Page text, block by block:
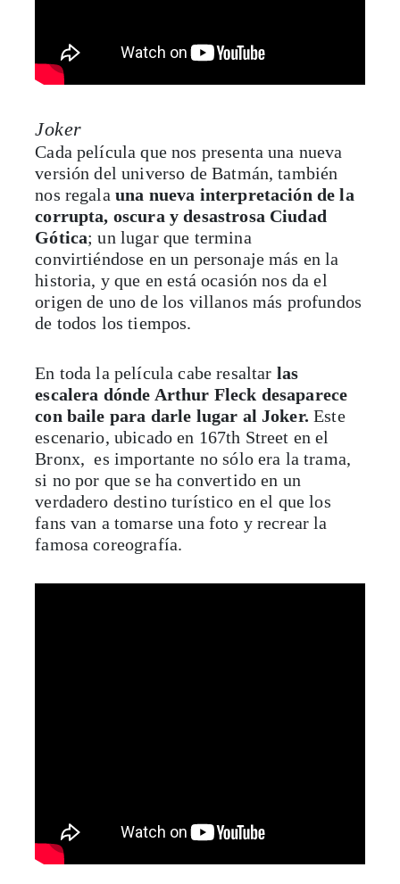
Joker
Cada película que nos presenta una nueva
versión del universo de Batmán, también
nos regala una nueva interpretación de la
corrupta, oscura y desastrosa Ciudad
Gótica; un lugar que termina
convirtiéndose en un personaje más en la
historia, y que en está ocasión nos da el
origen de uno de los villanos más profundos
de todos los tiempos.
En toda la película cabe resaltar las
escalera dónde Arthur Fleck desaparece
con baile para darle lugar al Joker. Este
escenario, ubicado en 167th Street en el
Bronx, es importante no sólo era la trama,
si no por que se ha convertido en un
verdadero destino turístico en el que los
fans van a tomarse una foto y recrear la
famosa coreografía.